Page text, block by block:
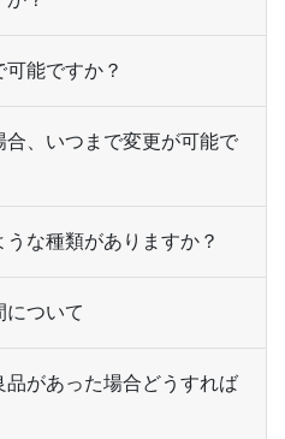
¥
¥ 88,726 @ 3.3
¥ 95,051
¥ 96,701 @ 3.3
能ですか？
、いつまで変更が可能で
な種類がありますか？
について
があった場合どうすれば